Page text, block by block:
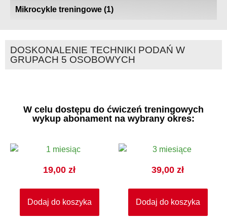
Mikrocykle treningowe (1)
DOSKONALENIE TECHNIKI PODAŃ W
GRUPACH 5 OSOBOWYCH
W celu dostępu do ćwiczeń treningowych
wykup abonament na wybrany okres:
19,00 zł
Dodaj do koszyka
39,00 zł
Dodaj do koszyka